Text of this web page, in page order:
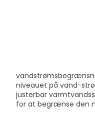
niveauet på vand-
justerbar
for at begrænse den